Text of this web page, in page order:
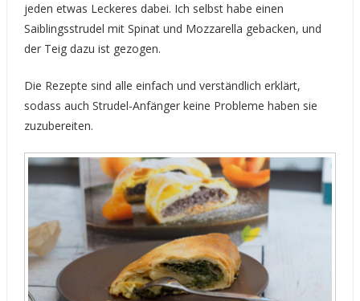
jeden etwas Leckeres dabei. Ich selbst habe einen
Saiblingsstrudel mit Spinat und Mozzarella gebacken, und
der Teig dazu ist gezogen.
Die Rezepte sind alle einfach und verständlich erklärt,
sodass auch Strudel-Anfänger keine Probleme haben sie
zuzubereiten.